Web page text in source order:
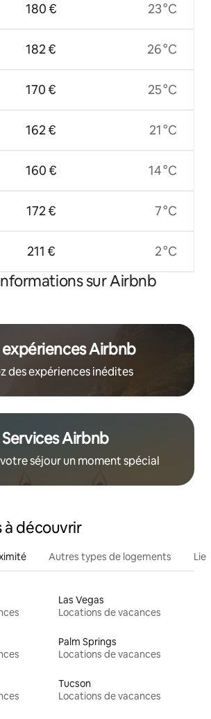
180 €
182 €
170 €
162 €
160 €
172 €
211 €
23 °C
26 °C
25 °C
21 °C
14 °C
7 °C
2 °C
sur Airbnb
expériences Airbnb
des expériences inédites
Services Airbnb
séjour un moment spécial
à découvrir
Autres types de logements
Las Vegas
Locations de vacances
Palm Springs
Locations de vacances
Tucson
Locations de vacances